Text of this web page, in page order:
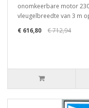
onomkeerbare motor
vleugelbreedte van 3 m
€ 616,80
€ 712,94